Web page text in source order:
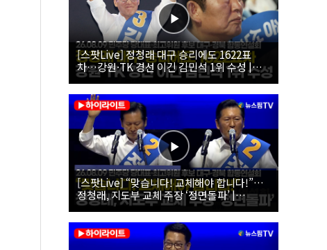
[스팟Live] 정청래 대구 승리에도 1622표
차…강원·TK 경선 이긴 김민석 1위 수성 |
26.08.09 더불어민주당 당대표·최고위원 후
보 대구·경북 합동연설회
[스팟Live] “맞습니다! 교체해야 합니다!”…
정청래, 지도부 교체 주장 ‘정면돌파’ |
26.08.09 더불어민주당 당대표·최고위원 후
보 대구·경북 합동연설회